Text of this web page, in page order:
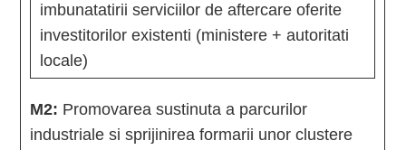
imbunatatirii serviciilor de aftercare oferite
investitorilor existenti (ministere + autoritati
locale)
M2: Promovarea sustinuta a parcurilor
industriale si sprijinirea formarii unor clustere